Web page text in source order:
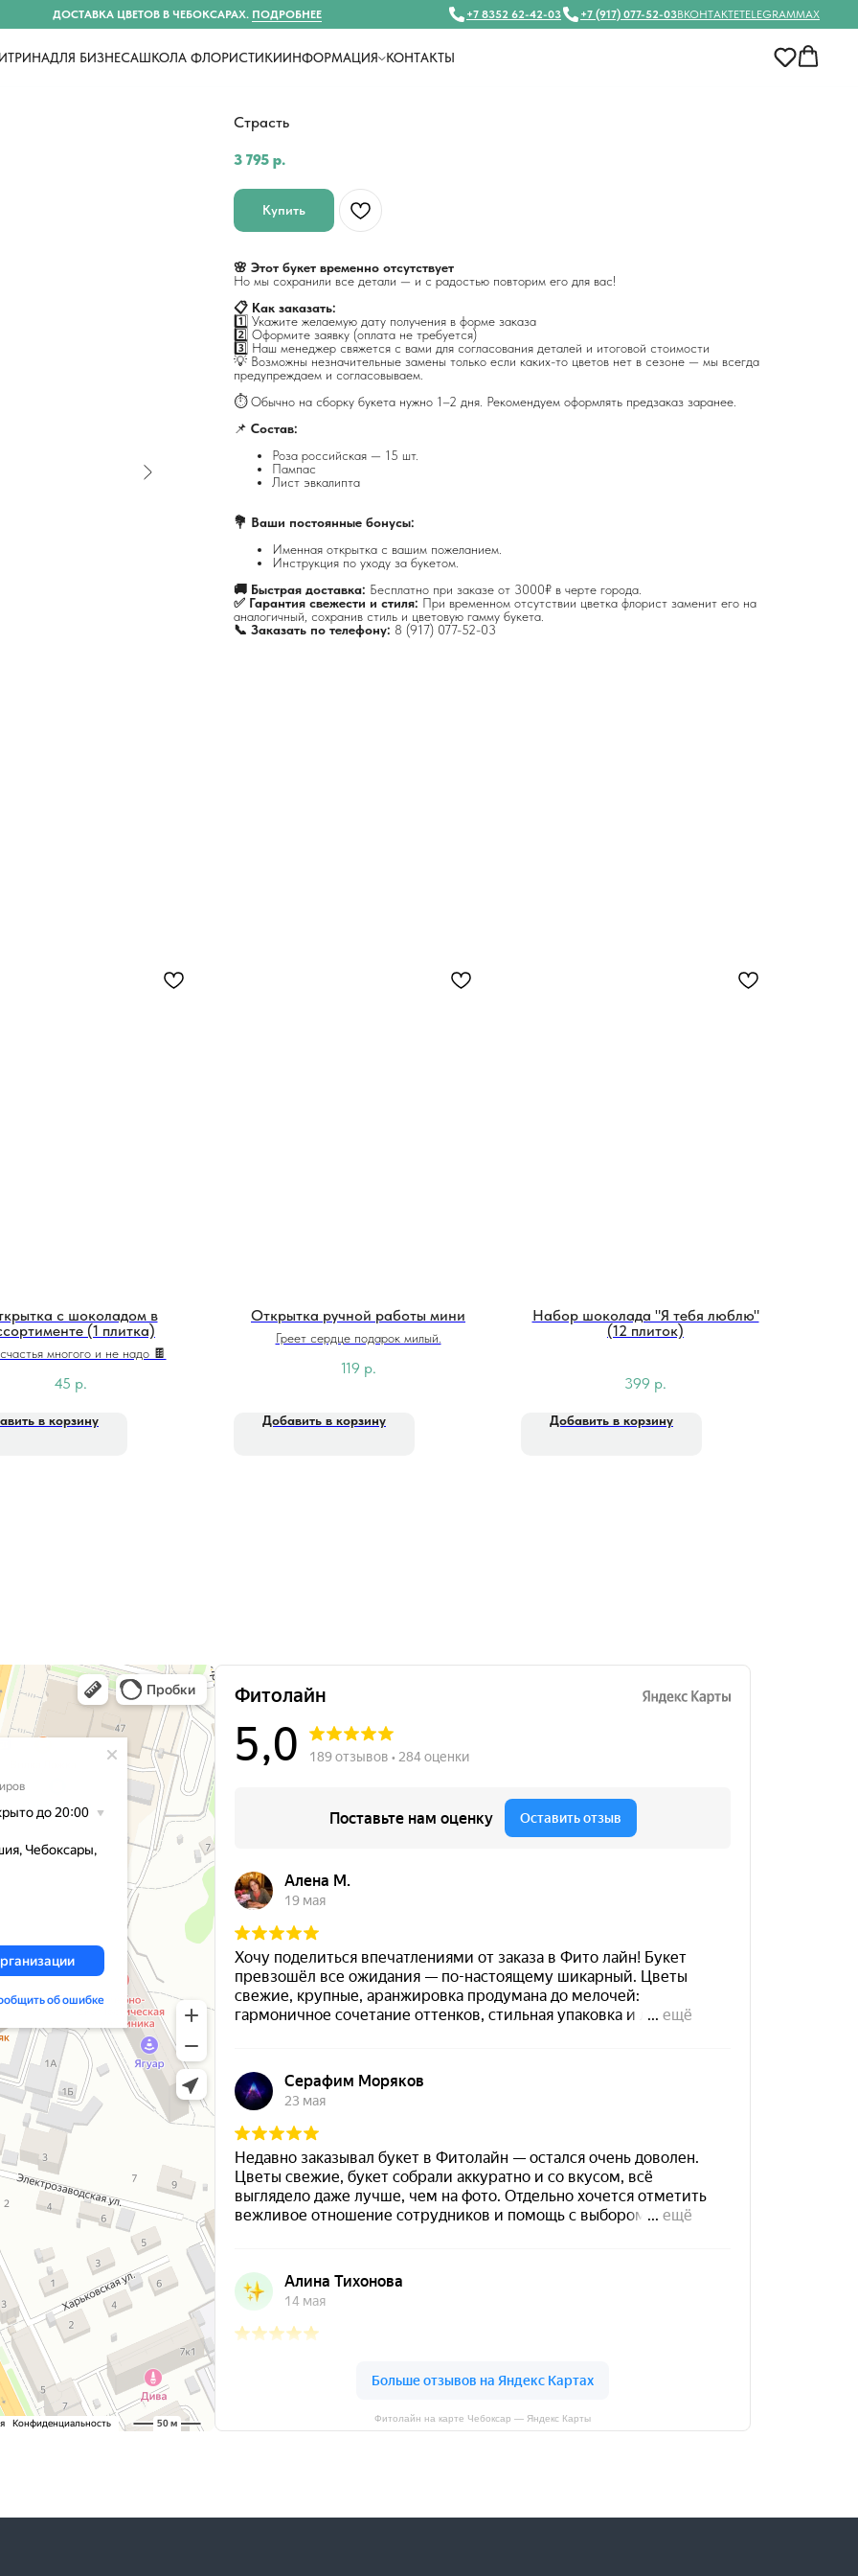
ДОСТАВКА ЦВЕТОВ В ЧЕБОКСАРАХ. ПОДРОБНЕЕ +7 8352 62-42-03 +7 (917) 077-52-03ВКОНТАКТЕTELEGRAMMAX
ДЛЯ БИЗНЕСАШКОЛА ФЛОРИСТИКИИНФОРМАЦИЯ КОНТАКТЫ
Страсть
3 795 р.
Купить
🌸 Этот букет временно отсутствует
Но мы сохранили все детали — и с радостью повторим его для вас!
📋 Как заказать:
1️⃣ Укажите желаемую дату получения в форме заказа
2️⃣ Оформите заявку (оплата не требуется)
3️⃣ Наш менеджер свяжется с вами для согласования деталей и итоговой стоимости
💡 Возможны незначительные замены только если каких-то цветов нет в сезоне — мы всегда
предупреждаем и согласовываем.
⏱️ Обычно на сборку букета нужно 1–2 дня. Рекомендуем оформлять предзаказ заранее.
📌 Состав:
Роза российская — 15 шт.
Пампас
Лист эвкалипта
💐 Ваши постоянные бонусы:
Именная открытка с вашим пожеланием.
Инструкция по уходу за букетом.
🚚 Быстрая доставка: Бесплатно при заказе от 3000₽ в черте города.
✅ Гарантия свежести и стиля: При временном отсутствии цветка флорист заменит его на
аналогичный, сохранив стиль и цветовую гамму букета.
📞 Заказать по телефону: 8 (917) 077-52-03
с шоколадом в
(1 плитка)
многого и не надо 🍫
45 р.
в корзину
Открытка ручной работы мини
Греет сердце подарок милый.
119 р.
Добавить в корзину
Набор шоколада "Я тебя люблю"
(12 плиток)
399 р.
Добавить в корзину
Фитолайн на карте Чебоксар — Яндекс Карты